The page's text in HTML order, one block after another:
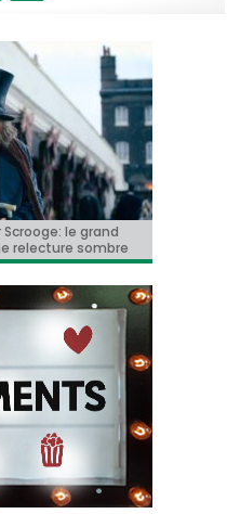
le grand
relecture sombre
belge!
maudit de
de sortie !
» d’Emmanuel
du milliard de
succès de